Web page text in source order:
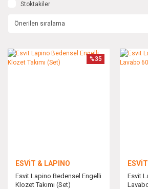
Stoktakiler
ESVİT & LAPINO
Esvit Lapino Bedensel Engelli
Klozet Takımı (Set)
%35
Esvit